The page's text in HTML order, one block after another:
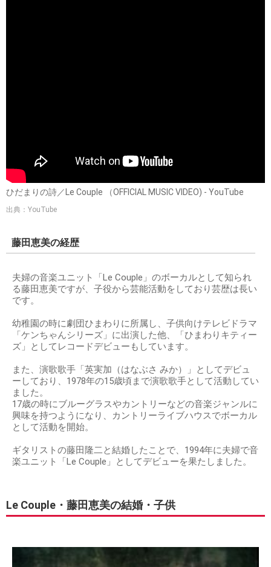
ひだまりの詩／Le Couple （OFFICIAL MUSIC VIDEO) - YouTube
出典：YouTube
藤田恵美の経歴
夫婦の音楽ユニット「Le Couple」のボーカルとして知られ
る藤田恵美ですが、子役から芸能活動をしており芸歴は長い
です。
幼稚園の時に劇団ひまわりに所属し、子供向けテレビドラマ
「ケンちゃんシリーズ」に出演した他、「ひまわりキティー
ズ」としてレコードデビューもしています。
また、演歌歌手「英実加（はなぶさ みか）」としてデビュ
ーしており、1978年の15歳頃まで演歌歌手として活動してい
ました。
17歳の時にブルーグラスやカントリーなどの音楽ジャンルに
興味を持つようになり、カントリーライブハウスでボーカル
として活動を開始。
ギタリストの藤田隆二と結婚したことで、1994年に夫婦で音
楽ユニット「Le Couple」としてデビューを果たしました。
Le Couple・藤田恵美の結婚・子供